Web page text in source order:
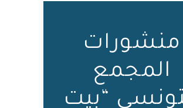
منشورات
المجمع
“بيت